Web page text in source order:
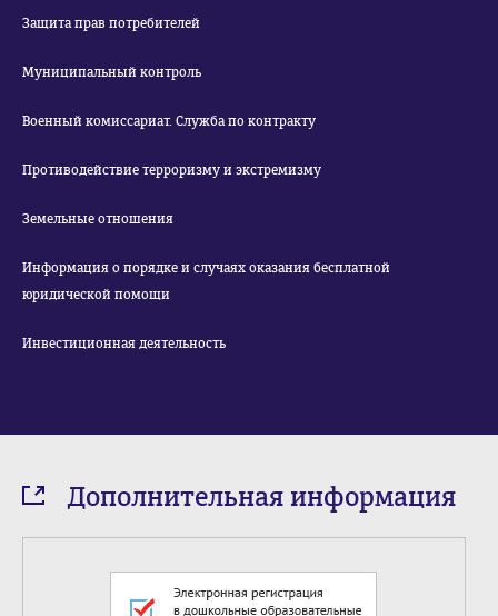
Защита прав потребителей
Муниципальный контроль
Военный комиссариат. Служба по контракту
Противодействие терроризму и экстремизму
Земельные отношения
Информация о порядке и случаях оказания бесплатной
юридической помощи
Инвестиционная деятельность
Дополнительная информация